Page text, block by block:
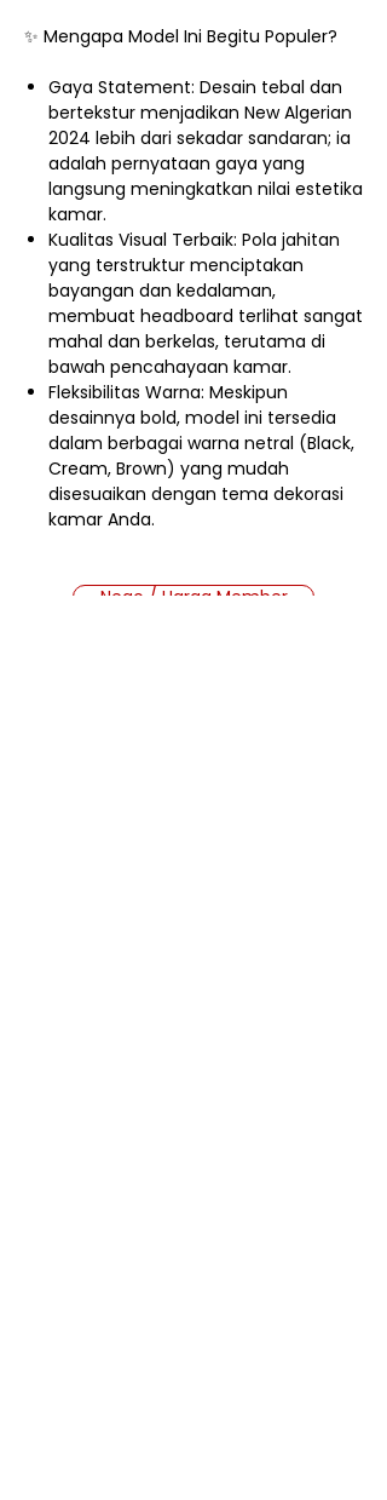
✨ Mengapa Model Ini Begitu Populer?
Gaya Statement: Desain tebal dan
bertekstur menjadikan New Algerian
2024 lebih dari sekadar sandaran; ia
adalah pernyataan gaya yang
langsung meningkatkan nilai estetika
kamar.
Kualitas Visual Terbaik: Pola jahitan
yang terstruktur menciptakan
bayangan dan kedalaman,
membuat headboard terlihat sangat
mahal dan berkelas, terutama di
bawah pencahayaan kamar.
Fleksibilitas Warna: Meskipun
desainnya bold, model ini tersedia
dalam berbagai warna netral (Black,
Cream, Brown) yang mudah
disesuaikan dengan tema dekorasi
kamar Anda.
Nego / Harga Member